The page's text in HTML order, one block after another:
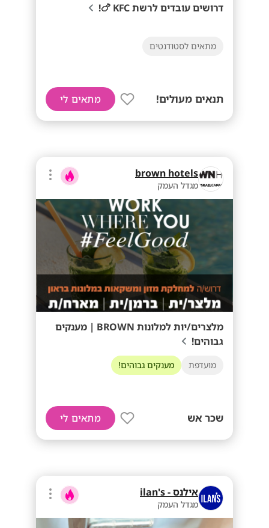
דרושים עובדים לרשת KFC 🍗!
מתאים לסטודנטים
תנאים מעולים! מתאים לי
brown hotels
מגדל העמק
מלצרים/יות למלונות BROWN | מענקים
גבוהים!
מועדפת מענקים גבוהים!
שכר אש מתאים לי
אילנס - ilan's
מגדל העמק